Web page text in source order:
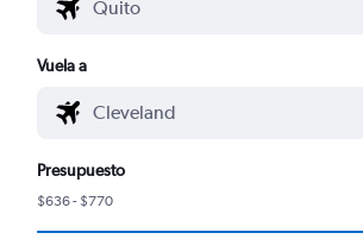
Vuela a
Presupuesto
$636 - $770